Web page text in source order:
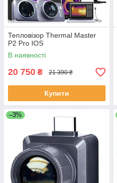
Тепловізор Thermal Master
P2 Pro IOS
В наявності
20 750 ₴ 21 390 ₴
Купити
–3%